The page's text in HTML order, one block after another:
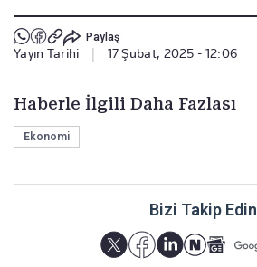
Paylaş
Yayın Tarihi 17 Şubat, 2025 - 12:06
Haberle İlgili Daha Fazlası
Ekonomi
Bizi Takip Edin